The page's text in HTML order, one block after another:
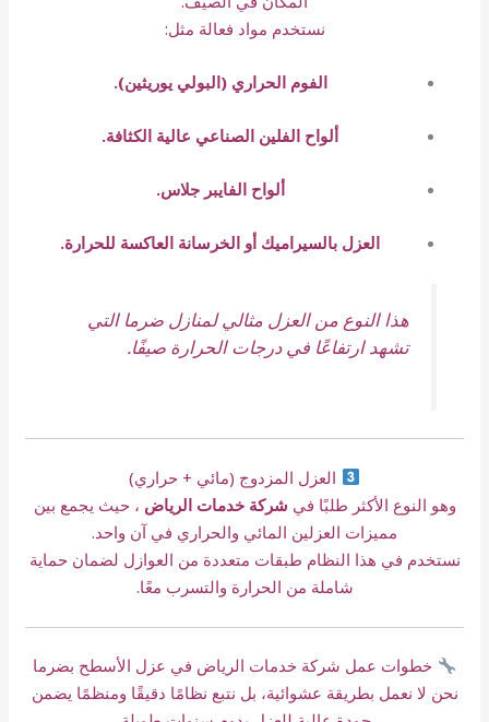
نستخدم مواد فعالة مثل:
الفوم الحراري (البولي يوريثين).
ألواح الفلين الصناعي عالية الكثافة.
ألواح الفايبر جلاس.
العزل بالسيراميك أو الخرسانة العاكسة للحرارة.
هذا النوع من العزل مثالي لمنازل ضرما التي
تشهد ارتفاعًا في درجات الحرارة صيفًا.
العزل المزدوج (مائي + حراري)
وهو النوع الأكثر طلبًا في شركة خدمات الرياض ، حيث يجمع بين
مميزات العزلين المائي والحراري في آن واحد.
نستخدم في هذا النظام طبقات متعددة من العوازل لضمان حماية
شاملة من الحرارة والتسرب معًا.
خطوات عمل شركة خدمات الرياض في عزل الأسطح بضرما
نحن لا نعمل بطريقة عشوائية، بل نتبع نظامًا دقيقًا ومنظمًا يضمن